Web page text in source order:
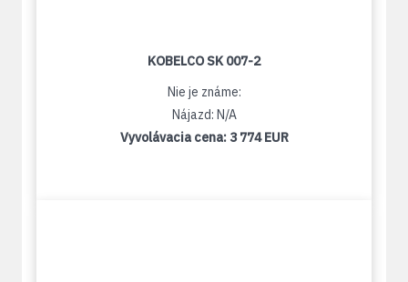
KOBELCO SK 007-2
Nie je známe:
Nájazd: N/A
Vyvolávacia cena: 3 774 EUR